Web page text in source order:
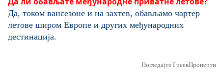
Да, током вансезоне и на захтев, обављамо чартер
летове широм Европе и других међународних
дестинација.
Погледајте ГреекПроперти